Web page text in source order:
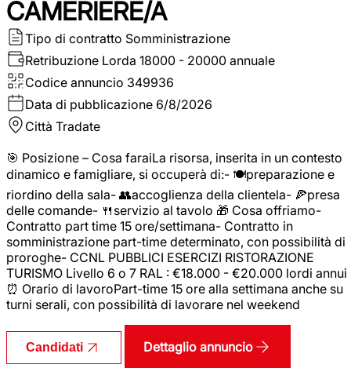
CAMERIERE/A
Tipo di contratto Somministrazione
Retribuzione Lorda 18000 - 20000 annuale
Codice annuncio 349936
Data di pubblicazione 6/8/2026
Città Tradate
🎯 Posizione – Cosa faraiLa risorsa, inserita in un contesto
dinamico e famigliare, si occuperà di:- 🍽️preparazione e
riordino della sala- 👥accoglienza della clientela- 🍕presa
delle comande- 🍴servizio al tavolo 🎁 Cosa offriamo-
Contratto part time 15 ore/settimana- Contratto in
somministrazione part-time determinato, con possibilità di
proroghe- CCNL PUBBLICI ESERCIZI RISTORAZIONE
TURISMO Livello 6 o 7 RAL : €18.000 - €20.000 lordi annui
⏰ Orario di lavoroPart-time 15 ore alla settimana anche su
turni serali, con possibilità di lavorare nel weekend
Candidati Dettaglio annuncio